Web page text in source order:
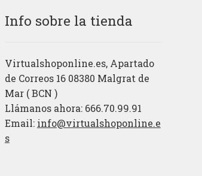
Info sobre la tienda
Virtualshoponline.es, Apartado
de Correos 16 08380 Malgrat de
Mar ( BCN )
Llámanos ahora: 666.70.99.91
Email: info@virtualshoponline.e
s